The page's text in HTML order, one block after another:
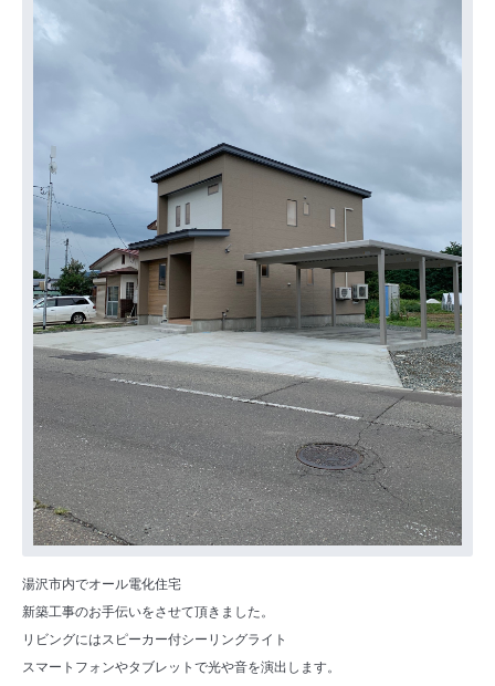
湯沢市内でオール電化住宅
新築工事のお手伝いをさせて頂きました。
リビングにはスピーカー付シーリングライト
スマートフォンやタブレットで光や音を演出します。